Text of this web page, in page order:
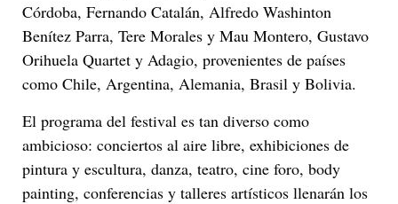
Córdoba, Fernando Catalán, Alfredo Washinton
Benítez Parra, Tere Morales y Mau Montero, Gustavo
Orihuela Quartet y Adagio, provenientes de países
como Chile, Argentina, Alemania, Brasil y Bolivia.
El programa del festival es tan diverso como
ambicioso: conciertos al aire libre, exhibiciones de
pintura y escultura, danza, teatro, cine foro, body
painting, conferencias y talleres artísticos llenarán los